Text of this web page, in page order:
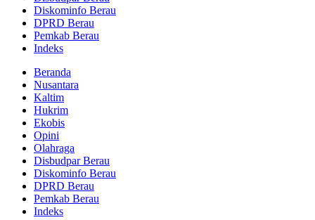
Diskominfo Berau
DPRD Berau
Pemkab Berau
Indeks
Beranda
Nusantara
Kaltim
Hukrim
Ekobis
Opini
Olahraga
Disbudpar Berau
Diskominfo Berau
DPRD Berau
Pemkab Berau
Indeks